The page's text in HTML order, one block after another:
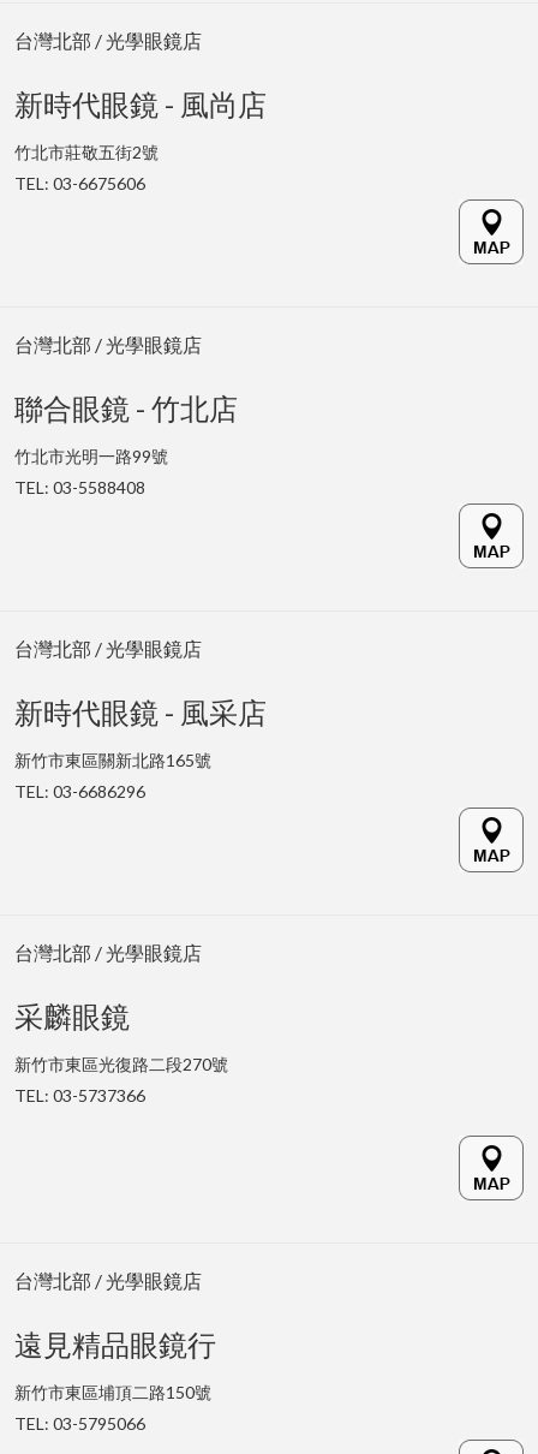
台灣北部 / 光學眼鏡店
新時代眼鏡 - 風尚店
竹北市莊敬五街2號
TEL: 03-6675606
台灣北部 / 光學眼鏡店
聯合眼鏡 - 竹北店
竹北市光明一路99號
TEL: 03-5588408
台灣北部 / 光學眼鏡店
新時代眼鏡 - 風采店
新竹市東區關新北路165號
TEL: 03-6686296
台灣北部 / 光學眼鏡店
采麟眼鏡
新竹市東區光復路二段270號
TEL: 03-5737366
台灣北部 / 光學眼鏡店
遠見精品眼鏡行
新竹市東區埔頂二路150號
TEL: 03-5795066